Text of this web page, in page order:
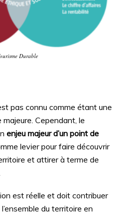
Durable
pas connu comme étant une
Cependant, le
enjeu majeur d’un point de
levier pour faire découvrir
et attirer à terme de
est réelle et doit contribuer
du territoire en